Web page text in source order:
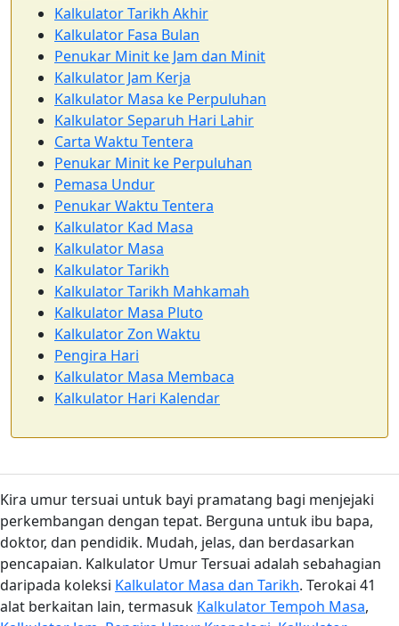
Kalkulator Tarikh Akhir
Kalkulator Fasa Bulan
Penukar Minit ke Jam dan Minit
Kalkulator Jam Kerja
Kalkulator Masa ke Perpuluhan
Kalkulator Separuh Hari Lahir
Carta Waktu Tentera
Penukar Minit ke Perpuluhan
Pemasa Undur
Penukar Waktu Tentera
Kalkulator Kad Masa
Kalkulator Masa
Kalkulator Tarikh
Kalkulator Tarikh Mahkamah
Kalkulator Masa Pluto
Kalkulator Zon Waktu
Pengira Hari
Kalkulator Masa Membaca
Kalkulator Hari Kalendar
Kira umur tersuai untuk bayi pramatang bagi menjejaki
perkembangan dengan tepat. Berguna untuk ibu bapa,
doktor, dan pendidik. Mudah, jelas, dan berdasarkan
pencapaian. Kalkulator Umur Tersuai adalah sebahagian
daripada koleksi Kalkulator Masa dan Tarikh. Terokai 41
alat berkaitan lain, termasuk Kalkulator Tempoh Masa,